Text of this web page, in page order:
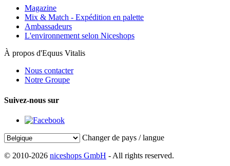
Magazine
Mix & Match - Expédition en palette
Ambassadeurs
L'environnement selon Niceshops
À propos d'Equus Vitalis
Nous contacter
Notre Groupe
Suivez-nous sur
Changer de pays / langue
© 2010-2026 niceshops GmbH - All rights reserved.